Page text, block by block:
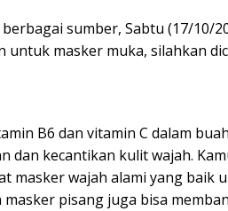
sumber, Sabtu (17/10/
untuk masker muka, silahkan
B6 dan vitamin C dalam
dan kecantikan kulit wajah.
masker wajah alami yang baik
pisang juga bisa